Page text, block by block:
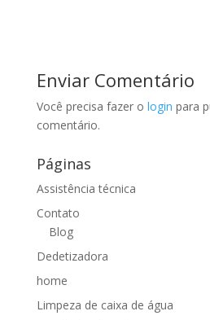
Enviar Comentário
Você precisa fazer o login para
comentário.
Páginas
Assistência técnica
Contato
Blog
Dedetizadora
home
Limpeza de caixa de água